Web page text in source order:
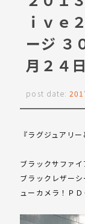
ｉｖｅ
ージ ３
月２４日
post date:
『ラグジュアリ
ブラックサファ
ブラックレザー
ューカメラ！ＰＤ